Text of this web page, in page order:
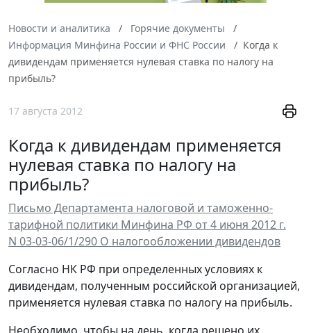
Новости и аналитика
Горячие документы
Информация Минфина России и ФНС России
Когда к
дивидендам применяется нулевая ставка по налогу на
прибыль?
17 августа 2012
Когда к дивидендам применяется
нулевая ставка по налогу на
прибыль?
Письмо Департамента налоговой и таможенно-
тарифной политики Минфина РФ от 4 июня 2012 г.
N 03-03-06/1/290 О налогообложении дивидендов
Согласно НК РФ при определенных условиях к
дивидендам, полученным российской организацией,
применяется нулевая ставка по налогу на прибыль.